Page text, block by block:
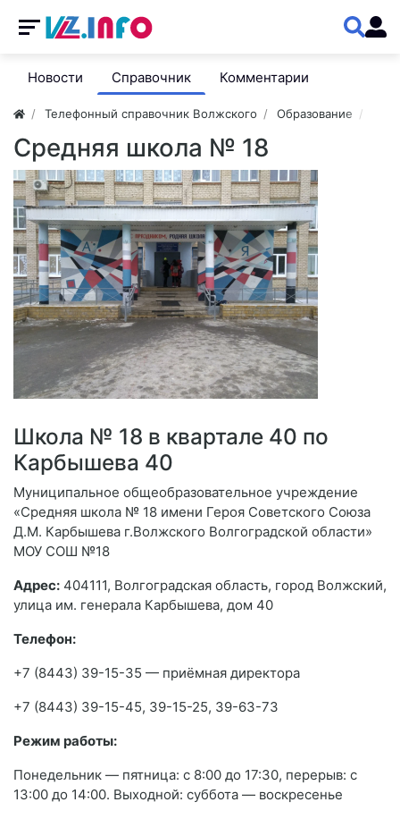
Новости Справочник Комментарии
Телефонный справочник Волжского Образование
Средняя школа № 18
Школа № 18 в квартале 40 по
Карбышева 40
Муниципальное общеобразовательное учреждение
«Средняя школа № 18 имени Героя Советского Союза
Д.М. Карбышева г.Волжского Волгоградской области»
МОУ СОШ №18
Адрес: 404111, Волгоградская область, город Волжский,
улица им. генерала Карбышева, дом 40
Телефон:
+7 (8443) 39-15-35 — приёмная директора
+7 (8443) 39-15-45, 39-15-25, 39-63-73
Режим работы:
Понедельник — пятница: с 8:00 до 17:30, перерыв: с
13:00 до 14:00. Выходной: суббота — воскресенье